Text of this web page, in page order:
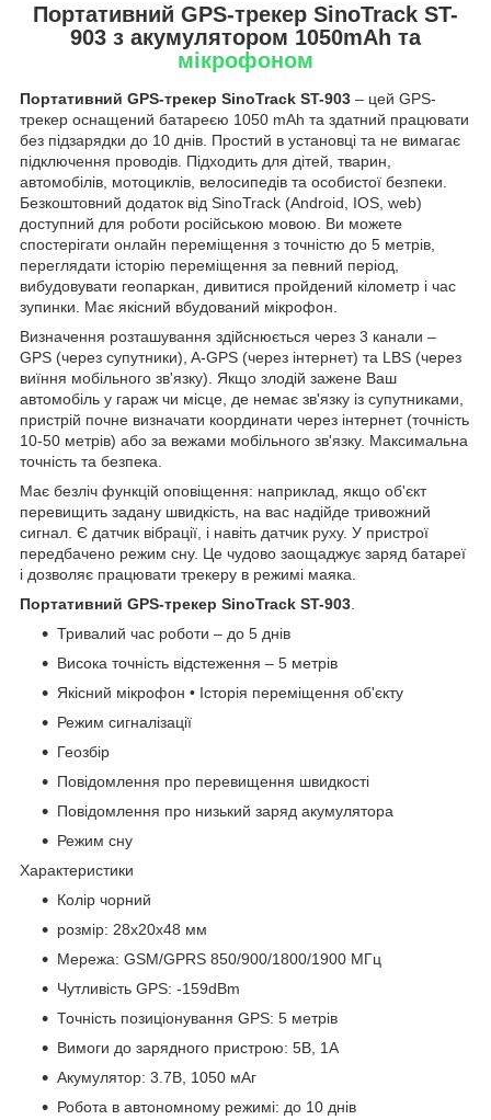
Портативний GPS-трекер SinoTrack ST-
903 з акумулятором 1050mAh та
мікрофоном
Портативний GPS-трекер SinoTrack ST-903 – цей GPS-
трекер оснащений батареєю 1050 mAh та здатний працювати
без підзарядки до 10 днів. Простий в установці та не вимагає
підключення проводів. Підходить для дітей, тварин,
автомобілів, мотоциклів, велосипедів та особистої безпеки.
Безкоштовний додаток від SinoTrack (Android, IOS, web)
доступний для роботи російською мовою. Ви можете
спостерігати онлайн переміщення з точністю до 5 метрів,
переглядати історію переміщення за певний період,
вибудовувати геопаркан, дивитися пройдений кілометр і час
зупинки. Має якісний вбудований мікрофон.
Визначення розташування здійснюється через 3 канали –
GPS (через супутники), A-GPS (через інтернет) та LBS (через
виїння мобільного зв'язку). Якщо злодій зажене Ваш
автомобіль у гараж чи місце, де немає зв'язку із супутниками,
пристрій почне визначати координати через інтернет (точність
10-50 метрів) або за вежами мобільного зв'язку. Максимальна
точність та безпека.
Має безліч функцій оповіщення: наприклад, якщо об'єкт
перевищить задану швидкість, на вас надійде тривожний
сигнал. Є датчик вібрації, і навіть датчик руху. У пристрої
передбачено режим сну. Це чудово заощаджує заряд батареї
і дозволяє працювати трекеру в режимі маяка.
Портативний GPS-трекер SinoTrack ST-903.
Тривалий час роботи – до 5 днів
Висока точність відстеження – 5 метрів
Якісний мікрофон • Історія переміщення об'єкту
Режим сигналізації
Геозбір
Повідомлення про перевищення швидкості
Повідомлення про низький заряд акумулятора
Режим сну
Характеристики
Колір чорний
розмір: 28x20x48 мм
Мережа: GSM/GPRS 850/900/1800/1900 МГц
Чутливість GPS: -159dBm
Точність позиціонування GPS: 5 метрів
Вимоги до зарядного пристрою: 5В, 1A
Акумулятор: 3.7В, 1050 мАг
Робота в автономному режимі: до 10 днів